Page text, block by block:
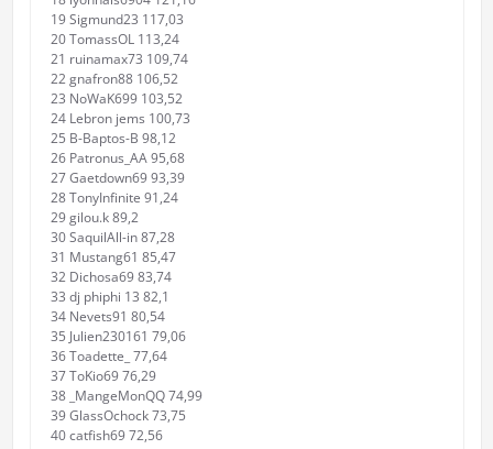
19 Sigmund23 117,03
20 TomassOL 113,24
21 ruinamax73 109,74
22 gnafron88 106,52
23 NoWaK699 103,52
24 Lebron jems 100,73
25 B-Baptos-B 98,12
26 Patronus_AA 95,68
27 Gaetdown69 93,39
28 TonyInfinite 91,24
29 gilou.k 89,2
30 SaquilAll-in 87,28
31 Mustang61 85,47
32 Dichosa69 83,74
33 dj phiphi 13 82,1
34 Nevets91 80,54
35 Julien230161 79,06
36 Toadette_ 77,64
37 ToKio69 76,29
38 _MangeMonQQ 74,99
39 GlassOchock 73,75
40 catfish69 72,56